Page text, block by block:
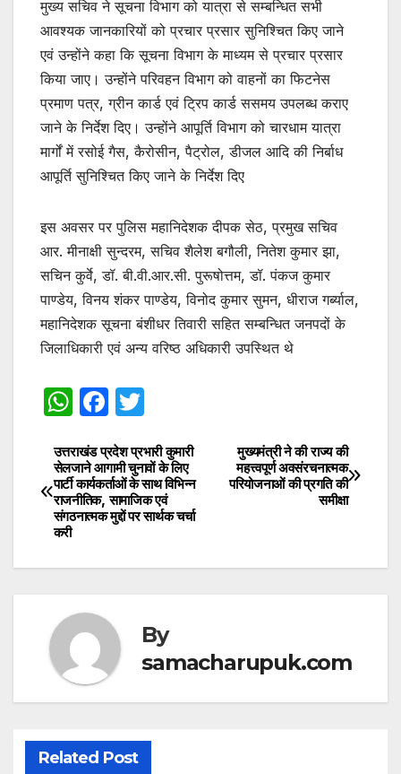
मुख्य सचिव ने सूचना विभाग को यात्रा से सम्बन्धित सभी
आवश्यक जानकारियों को प्रचार प्रसार सुनिश्चित किए जाने
एवं उन्होंने कहा कि सूचना विभाग के माध्यम से प्रचार प्रसार
किया जाए। उन्होंने परिवहन विभाग को वाहनों का फिटनेस
प्रमाण पत्र, ग्रीन कार्ड एवं ट्रिप कार्ड ससमय उपलब्ध कराए
जाने के निर्देश दिए। उन्होंने आपूर्ति विभाग को चारधाम यात्रा
मार्गों में रसोई गैस, कैरोसीन, पैट्रोल, डीजल आदि की निर्बाध
आपूर्ति सुनिश्चित किए जाने के निर्देश दिए
इस अवसर पर पुलिस महानिदेशक दीपक सेठ, प्रमुख सचिव
आर. मीनाक्षी सुन्दरम, सचिव शैलेश बगौली, नितेश कुमार झा,
सचिन कुर्वे, डॉ. बी.वी.आर.सी. पुरूषोत्तम, डॉ. पंकज कुमार
पाण्डेय, विनय शंकर पाण्डेय, विनोद कुमार सुमन, धीराज गर्ब्याल,
महानिदेशक सूचना बंशीधर तिवारी सहित सम्बन्धित जनपदों के
जिलाधिकारी एवं अन्य वरिष्ठ अधिकारी उपस्थित थे
W
at
s
A
p
F
c
e
b
o
itt
er
Post
navigation
मुख्यमंत्री ने की राज्य की
महत्त्वपूर्ण अवसंरचनात्मक
परियोजनाओं की प्रगति की
समीक्षा
उत्तराखंड प्रदेश प्रभारी कुमारी
सेलजाने आगामी चुनावों के लिए
पार्टी कार्यकर्ताओं के साथ विभिन्न
राजनीतिक, सामाजिक एवं
संगठनात्मक मुद्दों पर सार्थक चर्चा
करी
By
samacharupuk.com
Related Post